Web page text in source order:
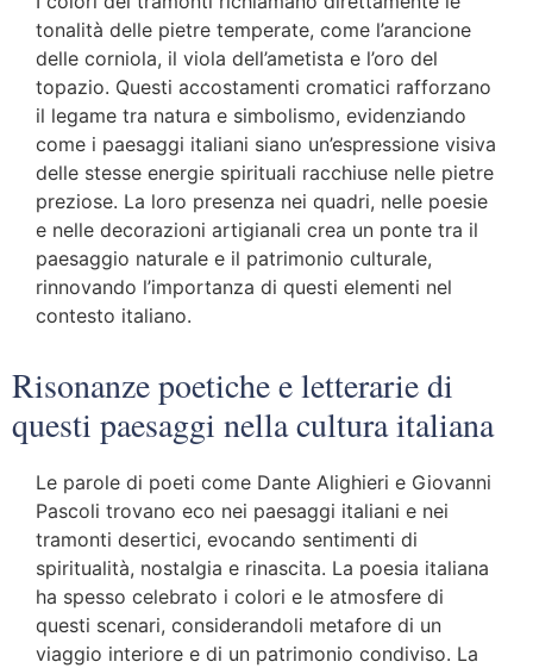
tonalità delle pietre temperate, come l’arancione
delle corniola, il viola dell’ametista e l’oro del
topazio. Questi accostamenti cromatici rafforzano
il legame tra natura e simbolismo, evidenziando
come i paesaggi italiani siano un’espressione visiva
delle stesse energie spirituali racchiuse nelle pietre
preziose. La loro presenza nei quadri, nelle poesie
e nelle decorazioni artigianali crea un ponte tra il
paesaggio naturale e il patrimonio culturale,
rinnovando l’importanza di questi elementi nel
contesto italiano.
Risonanze poetiche e letterarie di
questi paesaggi nella cultura italiana
Le parole di poeti come Dante Alighieri e Giovanni
Pascoli trovano eco nei paesaggi italiani e nei
tramonti desertici, evocando sentimenti di
spiritualità, nostalgia e rinascita. La poesia italiana
ha spesso celebrato i colori e le atmosfere di
questi scenari, considerandoli metafore di un
viaggio interiore e di un patrimonio condiviso. La